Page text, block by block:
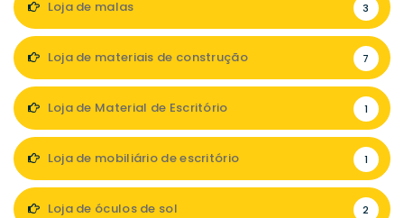
Loja de malas 3
Loja de materiais de construção 7
Loja de Material de Escritório 1
Loja de mobiliário de escritório 1
Loja de óculos de sol 2